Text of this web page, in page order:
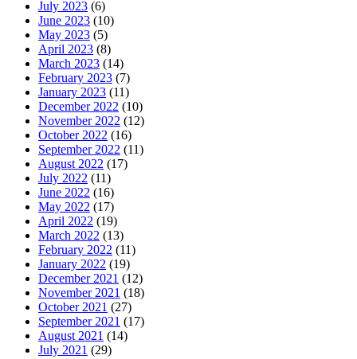
July 2023 (6)
June 2023 (10)
May 2023 (5)
April 2023 (8)
March 2023 (14)
February 2023 (7)
January 2023 (11)
December 2022 (10)
November 2022 (12)
October 2022 (16)
September 2022 (11)
August 2022 (17)
July 2022 (11)
June 2022 (16)
May 2022 (17)
April 2022 (19)
March 2022 (13)
February 2022 (11)
January 2022 (19)
December 2021 (12)
November 2021 (18)
October 2021 (27)
September 2021 (17)
August 2021 (14)
July 2021 (29)